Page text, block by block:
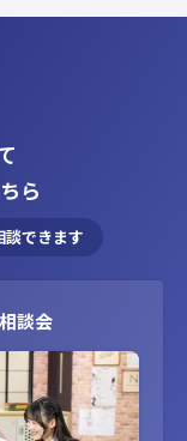
ら
談できます
談会